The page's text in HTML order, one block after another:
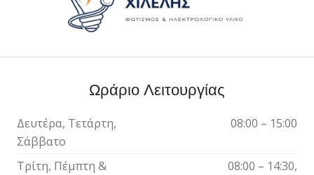
Ωράριο Λειτουργίας
Δευτέρα, Τετάρτη,
Σάββατο
08:00 – 15:00
Τρίτη, Πέμπτη &
08:00 – 14:30,